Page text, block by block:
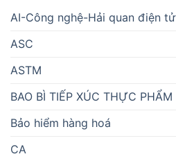
AI-Công nghệ-Hải quan điện tử
ASC
ASTM
BAO BÌ TIẾP XÚC THỰC PHẨM
Bảo hiểm hàng hoá
CA